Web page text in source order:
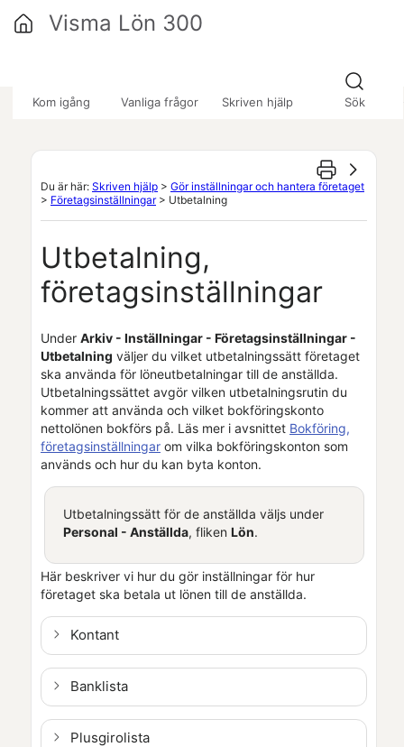
Kom igång Vanliga frågor Skriven hjälp Sök
Visma Lön 300
Du är här: Skriven hjälp > Gör inställningar och hantera företaget
> Företagsinställningar> Utbetalning
Utbetalning,
företagsinställningar
Under Arkiv - Inställningar - Företagsinställningar -
Utbetalning väljer du vilket utbetalningssätt företaget
ska använda för löneutbetalningar till de anställda.
Utbetalningssättet avgör vilken utbetalningsrutin du
kommer att använda och vilket bokföringskonto
nettolönen bokförs på. Läs mer i avsnittet Bokföring,
företagsinställningar om vilka bokföringskonton som
används och hur du kan byta konton.
Utbetalningssätt för de anställda väljs under
Personal - Anställda, fliken Lön.
Här beskriver vi hur du gör inställningar för hur
företaget ska betala ut lönen till de anställda.
Kontant
Banklista
Plusgirolista